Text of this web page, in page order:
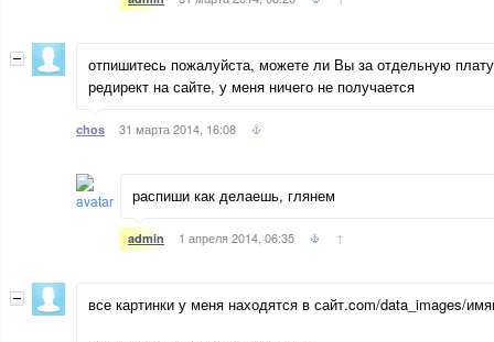
отпишитесь пожалуйста, можете ли Вы за отдельную
редирект на сайте, у меня ничего не получается
chos 31 марта 2014, 16:08
распиши как делаешь, глянем
admin 1 апреля 2014, 06:35 ↑
все картинки у меня находятся в сайт.com/data_images/